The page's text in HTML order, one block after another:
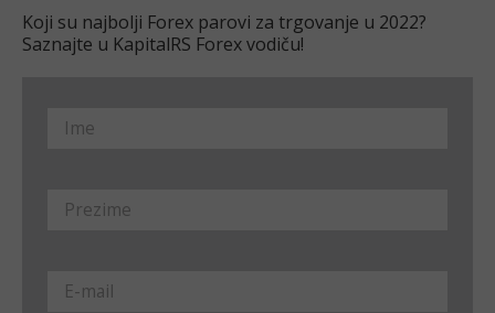
Koji su najbolji Forex parovi za trgovanje u 2022?
Saznajte u KapitalRS Forex vodiču!